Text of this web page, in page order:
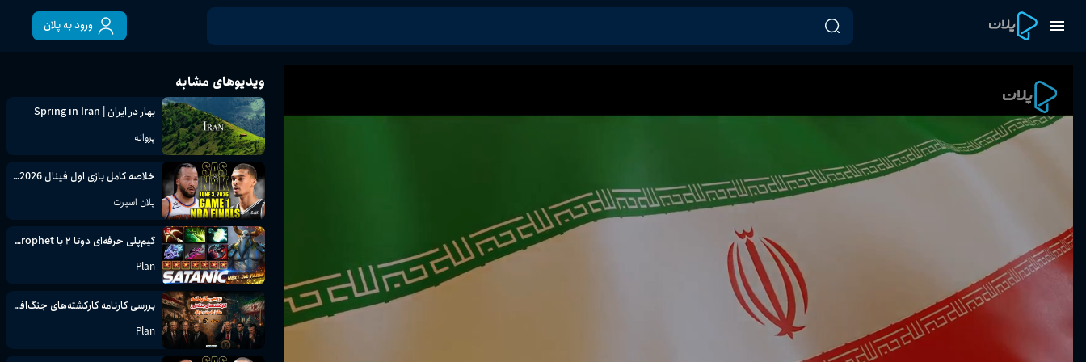
ورود به پلان
ویدیوهای مشابه
بهار در ایران | Spring in Iran
پروانه
خلاصه کامل بازی اول فینال NBA 2026 | سن آنتونیو اسپرز vs نیویورک نیکس
پلان اسپرت
گیم‌پلی حرفه‌ای دوتا ۲ با Nature’s Prophet شیطانی و فارم [تماشا کنید و یاد بگیرید]
Plan
بررسی کارنامه کارکشته‌های جنگ‌افروز مقابل ایران و عراق
Plan